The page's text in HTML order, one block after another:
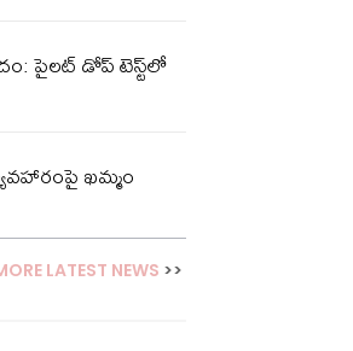
పైలట్​ డోప్​ టెస్ట్‌లో
ఖమ్మం
LATEST NEWS >>